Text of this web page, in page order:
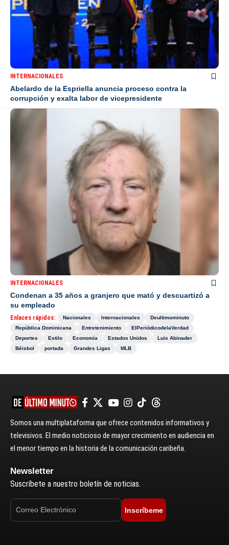
INTERNACIONALES
Abelardo de la Espriella anuncia proceso contra la
corrupción y exalta labor de vicepresidente
INTERNACIONALES
Condenan a 35 años a granjero que mató y descuartizó a
su empleado
Enlaces rápidos: Nacionales Internacionales
Deultimominuto
República Dominicana
Entretenimiento
ElPeriódicodelaVerdad
Deportes
Estilo Economía Estados Unidos
Luis Abinader
Béisbol
portada Grandes Ligas MLB
Somos una multiplataforma que ofrece contenidos informativos y
televisivos. El medio noticioso de mayor crecimiento en audiencia en
el menor tiempo en la historia de la comunicación caribeña.
Newsletter
Suscríbete a nuestro boletín de noticias.
Inscríbeme